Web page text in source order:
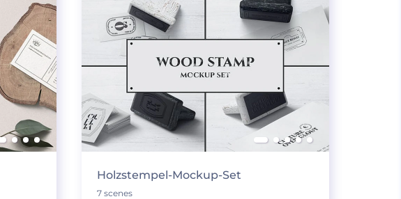
Holzstempel-Mockup-Set
7 scenes